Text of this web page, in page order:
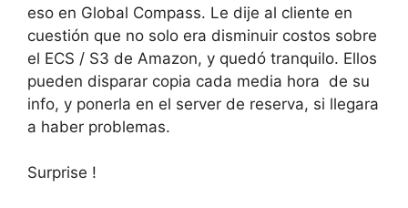
eso en Global Compass. Le dije al cliente en
cuestión que no solo era disminuir costos sobre
el ECS / S3 de Amazon, y quedó tranquilo. Ellos
pueden disparar copia cada media hora de su
info, y ponerla en el server de reserva, si llegara
a haber problemas.
Surprise !